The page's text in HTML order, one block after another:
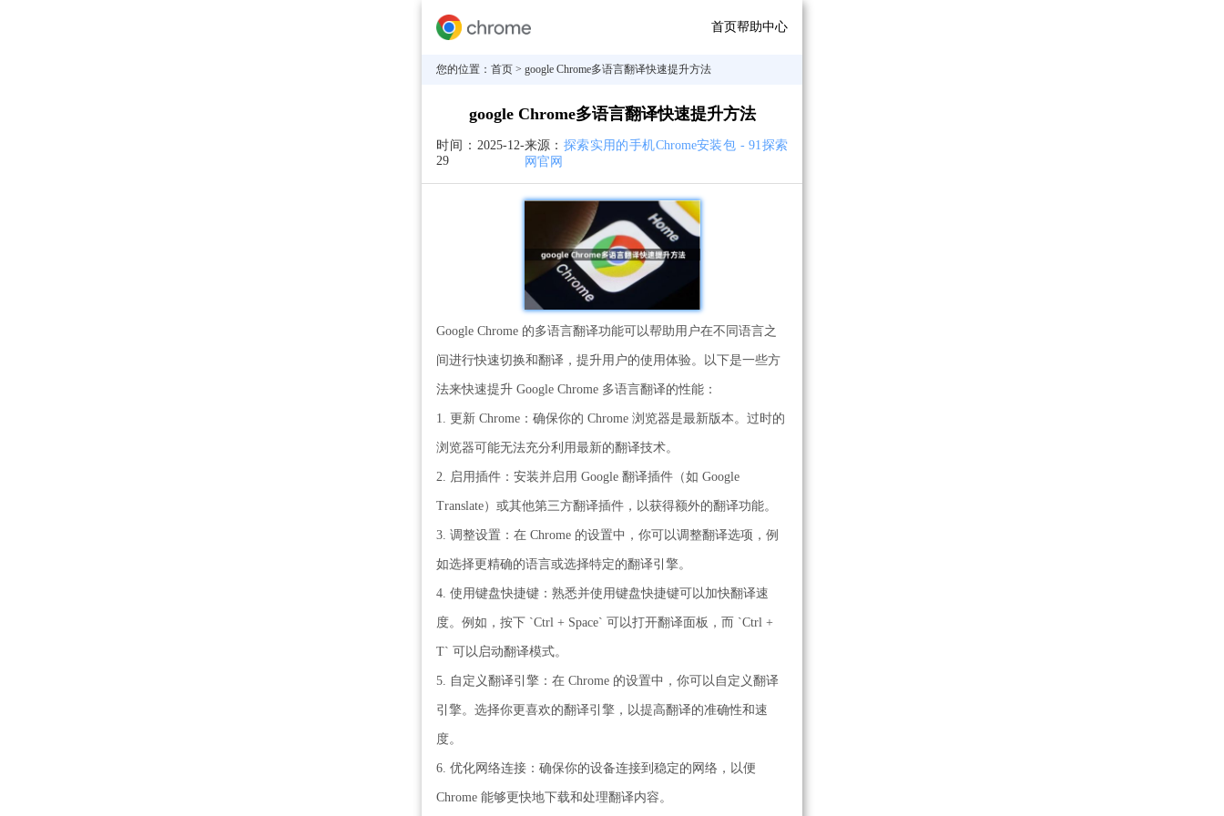
首页帮助中心
您的位置： 首页 > google Chrome多语言翻译快速提升方法
google Chrome多语言翻译快速提升方法
时间： 2025-12-
29
来源： 探索实用的手机Chrome安装包 - 91探索
网官网
Google Chrome 的多语言翻译功能可以帮助用户在不同语言之
间进行快速切换和翻译，提升用户的使用体验。以下是一些方
法来快速提升 Google Chrome 多语言翻译的性能：
1. 更新 Chrome：确保你的 Chrome 浏览器是最新版本。过时的
浏览器可能无法充分利用最新的翻译技术。
2. 启用插件：安装并启用 Google 翻译插件（如 Google
Translate）或其他第三方翻译插件，以获得额外的翻译功能。
3. 调整设置：在 Chrome 的设置中，你可以调整翻译选项，例
如选择更精确的语言或选择特定的翻译引擎。
4. 使用键盘快捷键：熟悉并使用键盘快捷键可以加快翻译速
度。例如，按下 `Ctrl + Space` 可以打开翻译面板，而 `Ctrl +
T` 可以启动翻译模式。
5. 自定义翻译引擎：在 Chrome 的设置中，你可以自定义翻译
引擎。选择你更喜欢的翻译引擎，以提高翻译的准确性和速
度。
6. 优化网络连接：确保你的设备连接到稳定的网络，以便
Chrome 能够更快地下载和处理翻译内容。